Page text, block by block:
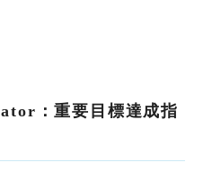
：重要目標達成指